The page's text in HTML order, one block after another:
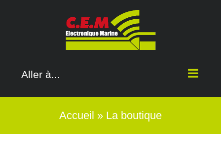
Aller à...
Accueil » La boutique